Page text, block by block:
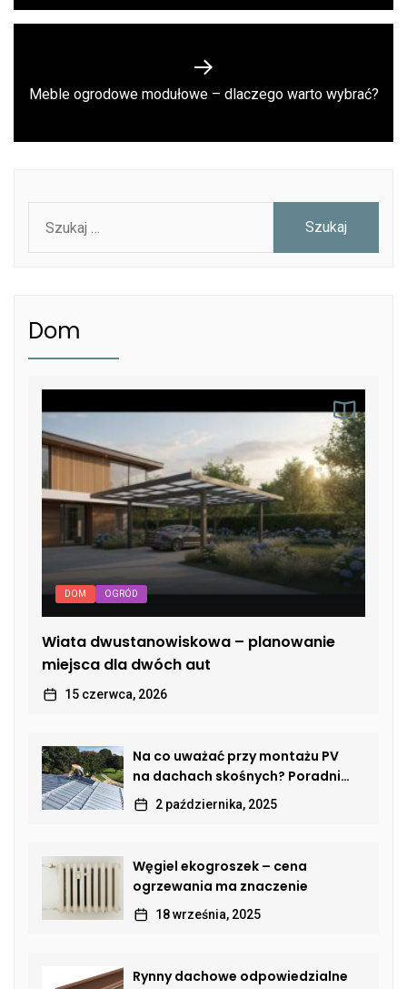
Next
Meble ogrodowe modułowe – dlaczego warto wybrać?
Dom
DOM OGRÓD
Wiata dwustanowiskowa – planowanie
miejsca dla dwóch aut
15 czerwca, 2026
Na co uważać przy montażu PV
na dachach skośnych? Poradnik
dla właścicieli domów
2 października, 2025
Węgiel ekogroszek – cena
ogrzewania ma znaczenie
18 września, 2025
Rynny dachowe odpowiedzialne